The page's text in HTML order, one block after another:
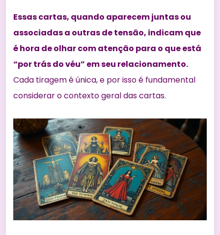
Essas cartas, quando aparecem juntas ou
associadas a outras de tensão, indicam que
é hora de olhar com atenção para o que está
“por trás do véu” em seu relacionamento.
Cada tiragem é única, e por isso é fundamental
considerar o contexto geral das cartas.